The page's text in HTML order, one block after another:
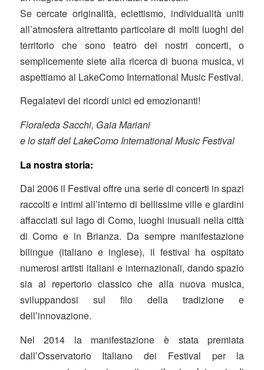
Se cercate originalità, eclettismo, individualità uniti
all’atmosfera altrettanto particolare di molti luoghi del
territorio che sono teatro dei nostri concerti, o
semplicemente siete alla ricerca di buona musica, vi
aspettiamo al LakeComo International Music Festival.
Regalatevi dei ricordi unici ed emozionanti!
Floraleda Sacchi, Gaia Mariani
e lo staff del LakeComo International Music Festival
La nostra storia:
Dal 2006 il Festival offre una serie di concerti in spazi
raccolti e intimi all’interno di bellissime ville e giardini
affacciati sul lago di Como, luoghi inusuali nella città
di Como e in Brianza. Da sempre manifestazione
bilingue (italiano e inglese), il festival ha ospitato
numerosi artisti italiani e internazionali, dando spazio
sia al repertorio classico che alla nuova musica,
sviluppandosi sul filo della tradizione e
dell’innovazione.
Nel 2014 la manifestazione è stata premiata
dall’Osservatorio Italiano dei Festival per la